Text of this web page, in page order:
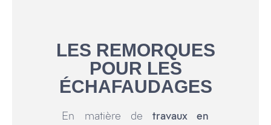
LES REMORQUES
POUR LES
ÉCHAFAUDAGES
En matière detravaux en